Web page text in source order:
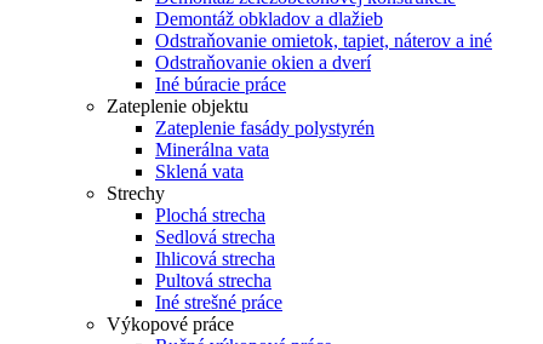
Demontáž obkladov a dlažieb
Odstraňovanie omietok, tapiet, náterov a iné
Odstraňovanie okien a dverí
Iné búracie práce
Zateplenie objektu
Zateplenie fasády polystyrén
Minerálna vata
Sklená vata
Strechy
Plochá strecha
Sedlová strecha
Ihlicová strecha
Pultová strecha
Iné strešné práce
Výkopové práce